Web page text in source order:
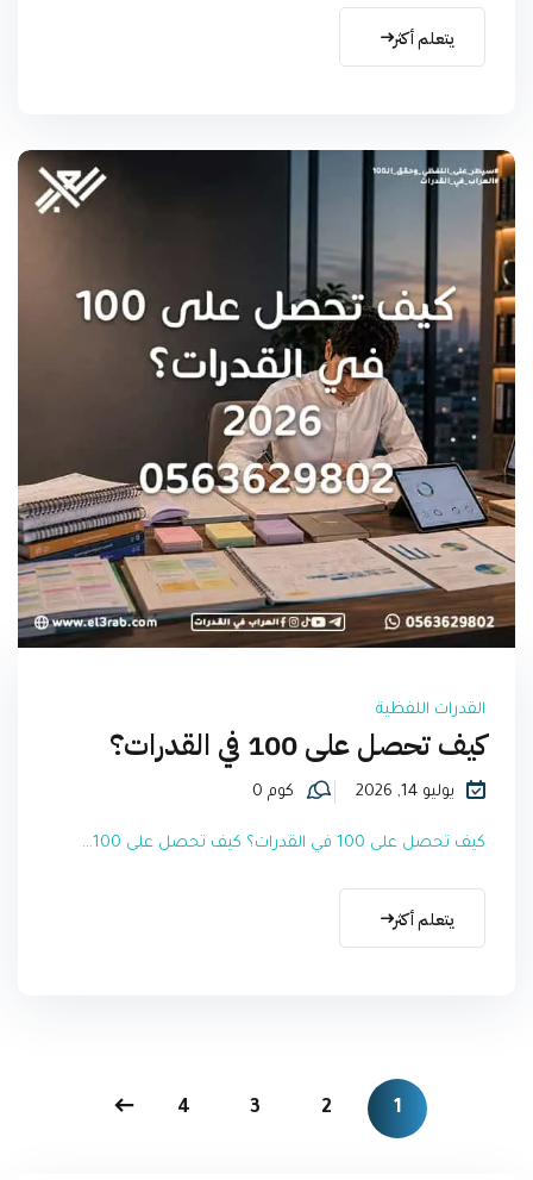
يتعلم أكثر
القدرات اللفظية
كيف تحصل على 100 في القدرات؟
يوليو 14, 2026 كوم 0
كيف تحصل على 100 في القدرات؟ كيف تحصل على 100...
يتعلم أكثر
1
2
3
4